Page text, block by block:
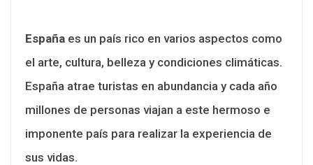
España es un país rico en varios aspectos como
el arte, cultura, belleza y condiciones climáticas.
España atrae turistas en abundancia y cada año
millones de personas viajan a este hermoso e
imponente país para realizar la experiencia de
sus vidas.